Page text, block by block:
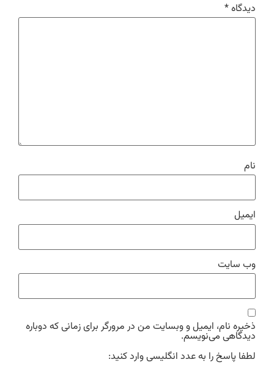
دیدگاه*
نام
ایمیل
وب‌ سایت
ذخیره نام، ایمیل و وبسایت من در مرورگر برای زمانی که دوباره
دیدگاهی می‌نویسم.
لطفا پاسخ را به عدد انگلیسی وارد کنید: